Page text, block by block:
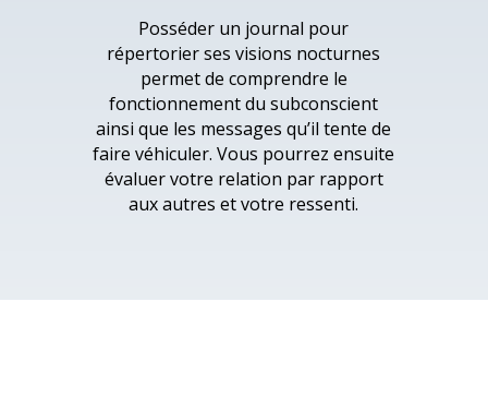
Posséder un journal pour
répertorier ses visions nocturnes
permet de comprendre le
fonctionnement du subconscient
ainsi que les messages qu’il tente de
faire véhiculer. Vous pourrez ensuite
évaluer votre relation par rapport
aux autres et votre ressenti.